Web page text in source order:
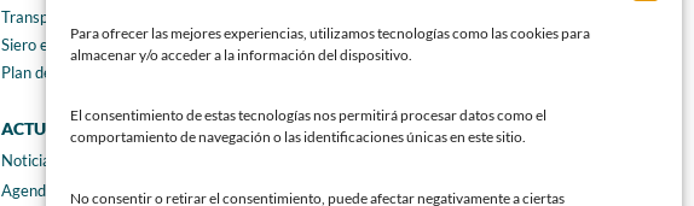
Para ofrecer las mejores experiencias, utilizamos tecnologías como las cookies para
almacenar y/o acceder a la información del dispositivo.
El consentimiento de estas tecnologías nos permitirá procesar datos como el
comportamiento de navegación o las identificaciones únicas en este sitio.
No consentir o retirar el consentimiento, puede afectar negativamente a ciertas
Transparencia
Siero en Cifras
Plan de igualdad
ACTUALIDAD
Noticias
Agenda
Teléfonos de interés
Formulario de contacto